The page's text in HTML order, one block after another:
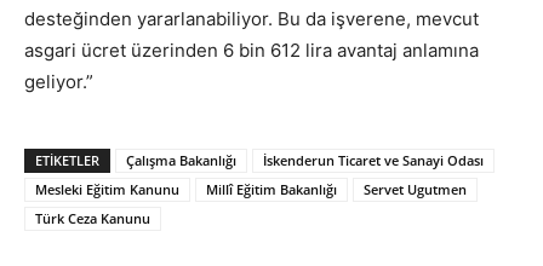
desteğinden yararlanabiliyor. Bu da işverene, mevcut
asgari ücret üzerinden 6 bin 612 lira avantaj anlamına
geliyor.”
ETIKETLER Çalışma Bakanlığı
İskenderun Ticaret ve Sanayi Odası
Mesleki Eğitim Kanunu
Millî Eğitim Bakanlığı
Servet Ugutmen
Türk Ceza Kanunu